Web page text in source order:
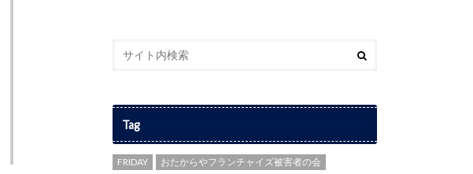
Tag
FRIDAY
おたからやフランチャイズ被害者の会